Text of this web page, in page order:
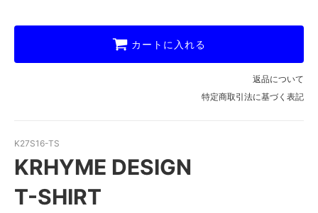
カートに入れる
返品について
特定商取引法に基づく表記
K27S16-TS
KRHYME DESIGN
T-SHIRT